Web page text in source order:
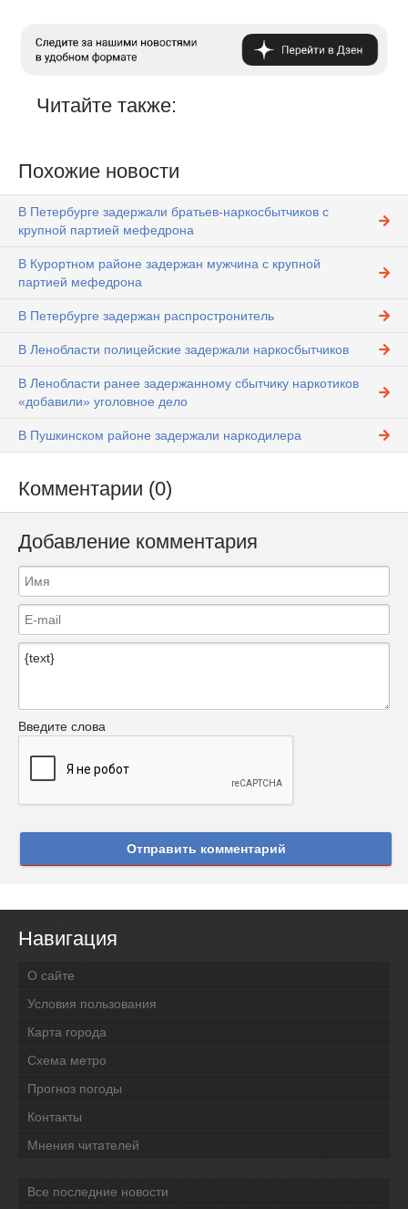
Читайте также:
Похожие новости
В Петербурге задержали братьев-наркосбытчиков с
крупной партией мефедрона
В Курортном районе задержан мужчина с крупной
партией мефедрона
В Петербурге задержан распростронитель
В Ленобласти полицейские задержали наркосбытчиков
В Ленобласти ранее задержанному сбытчику наркотиков
«добавили» уголовное дело
В Пушкинском районе задержали наркодилера
Комментарии (0)
Добавление комментария
Введите слова
Отправить комментарий
Навигация
О сайте
Условия пользования
Карта города
Схема метро
Прогноз погоды
Контакты
Мнения читателей
Все последние новости